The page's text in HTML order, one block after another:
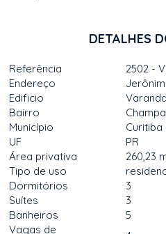
DETALHES
Referência
2502 -
Endereço
Edificio
Bairro
Município
Curitiba
UF
PR
Área privativa
260,23
Tipo de uso
Dormitórios
3
Suítes
3
Banheiros
5
Vagas de